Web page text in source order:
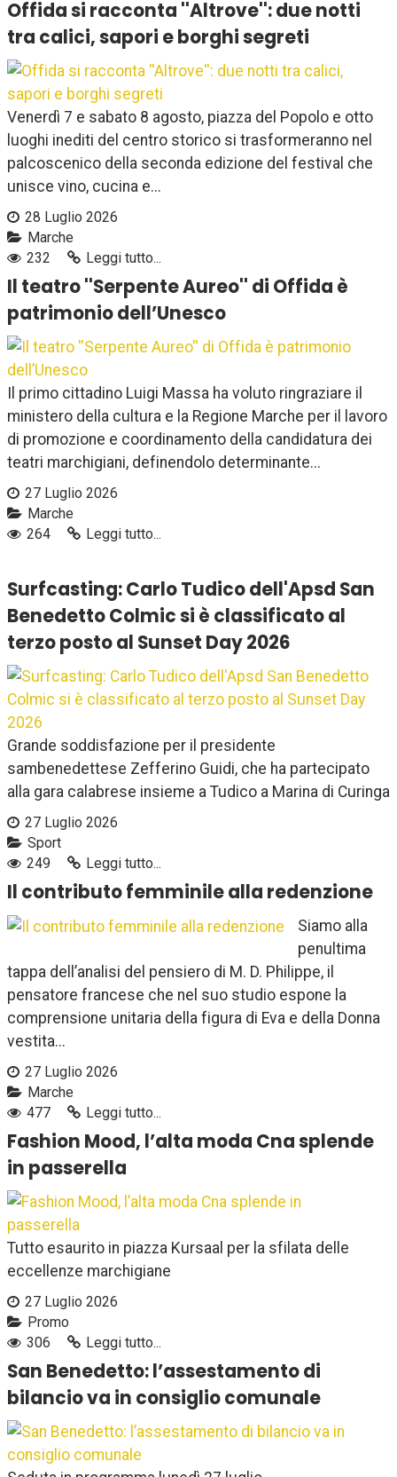
Offida si racconta ''Altrove'': due notti
tra calici, sapori e borghi segreti
Venerdì 7 e sabato 8 agosto, piazza del Popolo e otto
luoghi inediti del centro storico si trasformeranno nel
palcoscenico della seconda edizione del festival che
unisce vino, cucina e...
28 Luglio 2026
Marche
232
Leggi tutto...
Il teatro ''Serpente Aureo'' di Offida è
patrimonio dell’Unesco
Il primo cittadino Luigi Massa ha voluto ringraziare il
ministero della cultura e la Regione Marche per il lavoro
di promozione e coordinamento della candidatura dei
teatri marchigiani, definendolo determinante...
27 Luglio 2026
Marche
264
Leggi tutto...
Surfcasting: Carlo Tudico dell'Apsd San
Benedetto Colmic si è classificato al
terzo posto al Sunset Day 2026
Grande soddisfazione per il presidente
sambenedettese Zefferino Guidi, che ha partecipato
alla gara calabrese insieme a Tudico a Marina di Curinga
27 Luglio 2026
Sport
249
Leggi tutto...
Il contributo femminile alla redenzione
Siamo alla
penultima
tappa dell’analisi del pensiero di M. D. Philippe, il
pensatore francese che nel suo studio espone la
comprensione unitaria della figura di Eva e della Donna
vestita...
27 Luglio 2026
Marche
477
Leggi tutto...
Fashion Mood, l’alta moda Cna splende
in passerella
Tutto esaurito in piazza Kursaal per la sfilata delle
eccellenze marchigiane
27 Luglio 2026
Promo
306
Leggi tutto...
San Benedetto: l’assestamento di
bilancio va in consiglio comunale